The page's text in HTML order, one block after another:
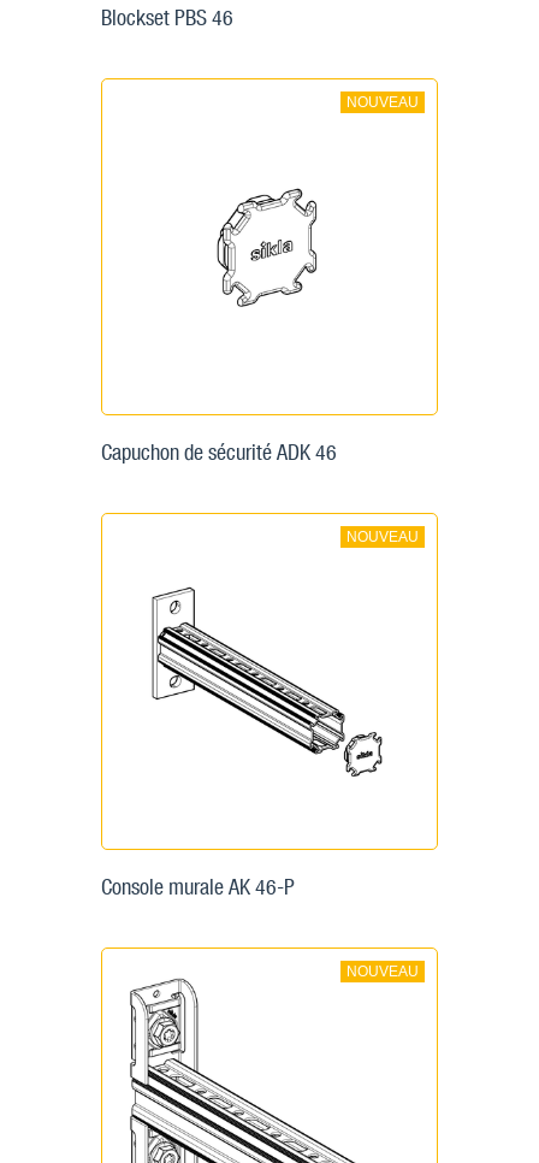
Blockset PBS 46
NOUVEAU
Capuchon de sécurité ADK 46
NOUVEAU
Console murale AK 46-P
NOUVEAU